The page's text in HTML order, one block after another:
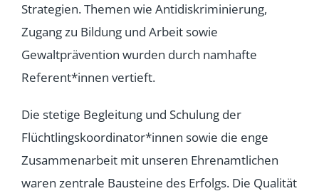
Strategien. Themen wie Antidiskriminierung,
Zugang zu Bildung und Arbeit sowie
Gewaltprävention wurden durch namhafte
Referent*innen vertieft.
Die stetige Begleitung und Schulung der
Flüchtlingskoordinator*innen sowie die enge
Zusammenarbeit mit unseren Ehrenamtlichen
waren zentrale Bausteine des Erfolgs. Die Qualität